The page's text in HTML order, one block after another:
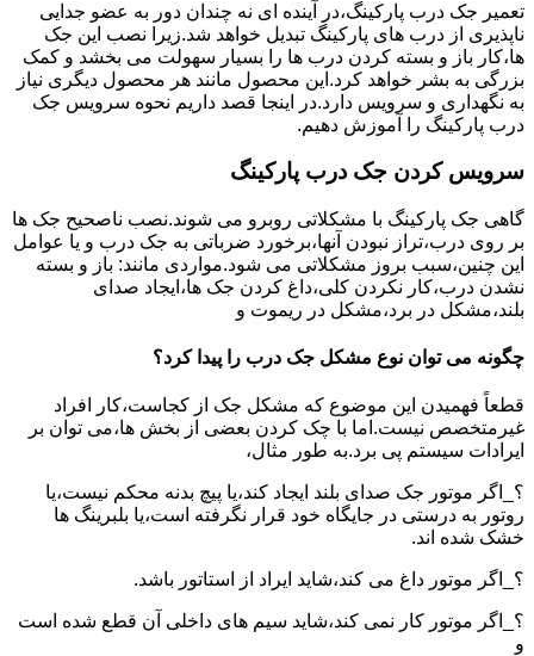
تعمیر جک درب پارکینگ،در آینده ای نه چندان دور به عضو جدایی
ناپذیری از درب های پارکینگ تبدیل خواهد شد.زیرا نصب این جک
ها،کار باز و بسته کردن درب ها را بسیار سهولت می بخشد و کمک
بزرگی به بشر خواهد کرد.این محصول مانند هر محصول دیگری نیاز
به نگهداری و سرویس دارد.در اینجا قصد داریم نحوه سرویس جک
درب پارکینگ را آموزش دهیم.
سرویس کردن جک درب پارکینگ
گاهی جک پارکینگ با مشکلاتی روبرو می شوند.نصب ناصحیح جک ها
بر روی درب،تراز نبودن آنها،برخورد ضرباتی به جک درب و یا عوامل
این چنین،سبب بروز مشکلاتی می شود.مواردی مانند: باز و بسته
نشدن درب،کار نکردن کلی،داغ کردن جک ها،ایجاد صدای
بلند،مشکل در برد،مشکل در ریموت و
چگونه می توان نوع مشکل جک درب را پیدا کرد؟
قطعاً فهمیدن این موضوع که مشکل جک از کجاست،کار افراد
غیرمتخصص نیست.اما با چک کردن بعضی از بخش ها،می توان بر
ایرادات سیستم پی برد.به طور مثال،
؟_اگر موتور جک صدای بلند ایجاد کند،یا پیچ بدنه محکم نیست،یا
روتور به درستی در جایگاه خود قرار نگرفته است،یا بلبرینگ ها
خشک شده اند.
؟_اگر موتور داغ می کند،شاید ایراد از استاتور باشد.
؟_اگر موتور کار نمی کند،شاید سیم های داخلی آن قطع شده است
و